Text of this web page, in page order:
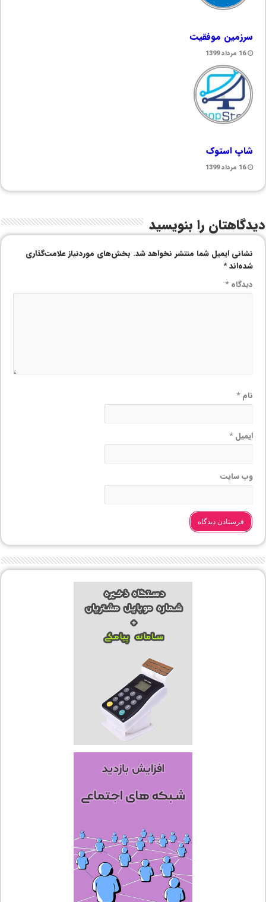
سرزمین موفقیت
16 مرداد 1399
شاپ استوک
16 مرداد 1399
دیدگاهتان را بنویسید
نشانی ایمیل شما منتشر نخواهد شد. بخش‌های موردنیاز علامت‌گذاری
شده‌اند*
دیدگاه*
نام*
ایمیل*
وب‌ سایت